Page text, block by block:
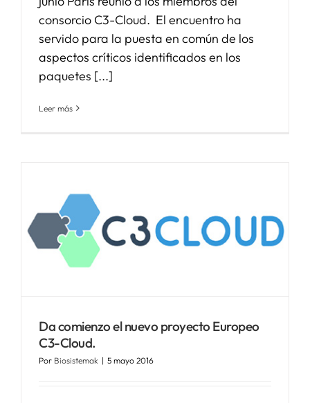
consorcio C3-Cloud. El encuentro ha
servido para la puesta en común de los
aspectos críticos identificados en los
paquetes [...]
Leer más
Da comienzo el nuevo proyecto Europeo
C3-Cloud.
Por Biosistemak | 5 mayo 2016